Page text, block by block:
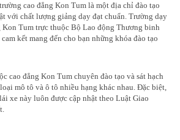
cao đẳng Kon Tum là một địa chỉ đào tạo
với chất lượng giảng dạy đạt chuẩn. Trường dạy
Kon Tum trực thuộc Bộ Lao động Thương binh
kết mang đến cho bạn những khóa đào tạo
cao đẳng Kon Tum chuyên đào tạo và sát hạch
mô tô và ô tô nhiều hạng khác nhau. Đặc biệt,
xe này luôn được cập nhật theo Luật Giao